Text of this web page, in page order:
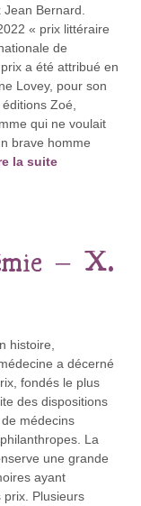
Jean Bernard.
« prix littéraire
de
a été attribué en
Lovey, pour son
Zoé,
qui ne voulait
brave homme
la suite
– X.
histoire,
a décerné
fondés le plus
des dispositions
médecins
La
une grande
ayant
prix. Plusieurs